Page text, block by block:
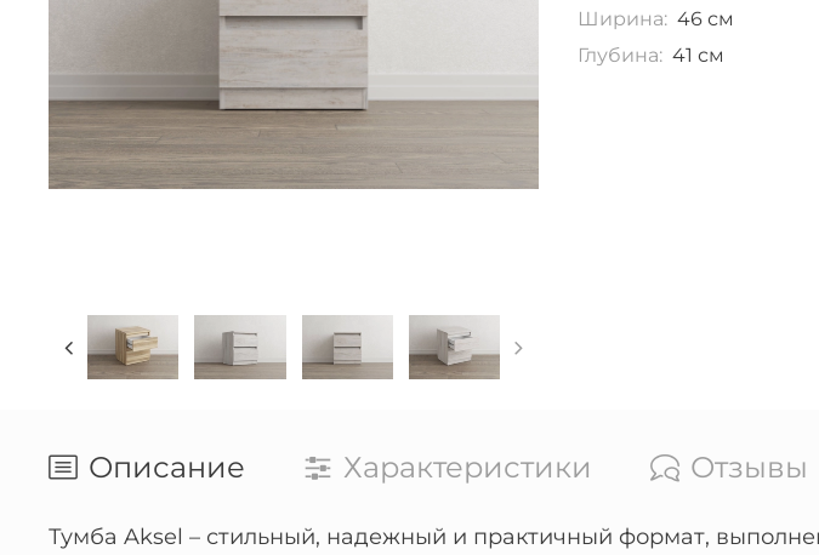
Ширина: 46 см
Глубина: 41 см
Описание Характеристики Отзывы
Тумба Aksel – стильный, надежный и практичный формат,